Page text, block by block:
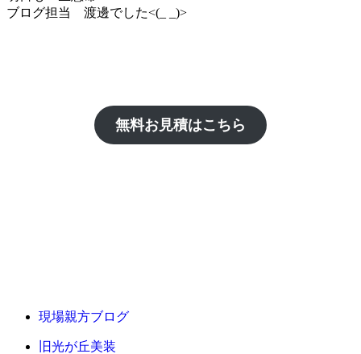
ブログ担当 渡邊でした<(_ _)>
無料お見積はこちら
現場親方ブログ
旧光が丘美装